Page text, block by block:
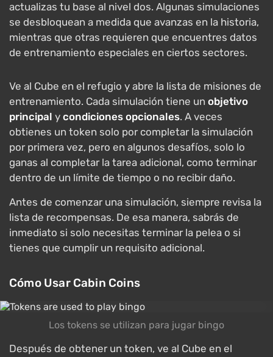
actualizas tu base al nivel dos. Algunas simulaciones
se desbloquean a medida que avanzas en la historia,
mientras que otras requieren que encuentres datos
de entrenamiento especiales en ciertos sectores.
Ve al Cube en el refugio y abre la lista de misiones de
entrenamiento. Cada simulación tiene un objetivo
principal y condiciones opcionales. A veces
obtienes un token solo por completar la simulación
por primera vez, pero en algunos desafíos, solo lo
ganas al completar la tarea adicional, como terminar
dentro de un límite de tiempo o no recibir daño.
Antes de comenzar una simulación, siempre revisa la
lista de recompensas. De esa manera, sabrás de
inmediato si solo necesitas terminar la pelea o si
tienes que cumplir un requisito adicional.
Cómo Usar Cabin Coins
Los tokens se utilizan para jugar bingo
Después de obtener un token, ve al Cube en el